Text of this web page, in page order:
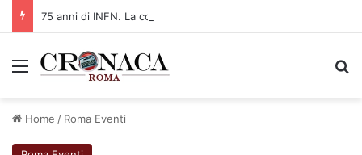
Menu
Home / Roma Eventi